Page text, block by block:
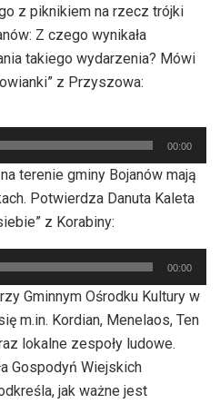
z piknikiem na rzecz trójki
Z czego wynikała
takiego wydarzenia? Mówi
z Przyszowa:
00:00
terenie gminy Bojanów mają
Potwierdza Danuta Kaleta
z Korabiny:
00:00
Gminnym Ośrodku Kultury w
m.in. Kordian, Menelaos, Ten
lokalne zespoły ludowe.
Gospodyń Wiejskich
jak ważne jest